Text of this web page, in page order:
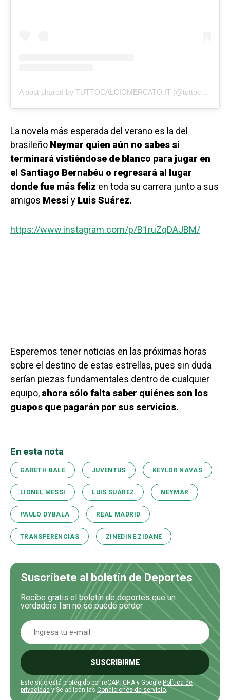
La novela más esperada del verano es la del
brasileño Neymar quien aún no sabes si
terminará vistiéndose de blanco para jugar en
el Santiago Bernabéu o regresará al lugar
donde fue más feliz en toda su carrera junto a sus
amigos Messi y Luis Suárez.
https://www.instagram.com/p/B1ruZqDAJBM/
Esperemos tener noticias en las próximas horas
sobre el destino de estas estrellas, pues sin duda
serían piezas fundamentales dentro de cualquier
equipo, ahora sólo falta saber quiénes son los
guapos que pagarán por sus servicios.
En esta nota
GARETH BALE JUVENTUS KEYLOR NAVAS
LIONEL MESSI LUIS SUÁREZ NEYMAR
PAULO DYBALA REAL MADRID
TRANSFERENCIAS ZINEDINE ZIDANE
Suscríbete al boletín de Deportes
Recibe gratis el boletín de deportes que un
verdadero fan no se puede perder
SUSCRIBIRME
Este sitio está protegido por reCAPTCHA y GooglePolítica de
privacidady Se aplican las Condiciones de servicio